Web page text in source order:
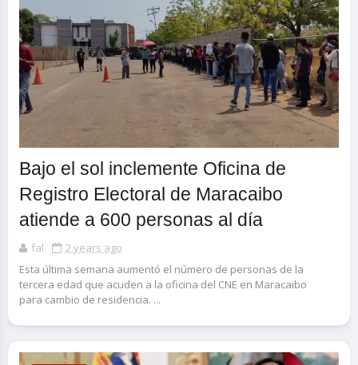
Bajo el sol inclemente Oficina de
Registro Electoral de Maracaibo
atiende a 600 personas al día
fal
2 years ago
Esta última semana aumentó el número de personas de la
tercera edad que acuden a la oficina del CNE en Maracaibo
para cambio de residencia. ...